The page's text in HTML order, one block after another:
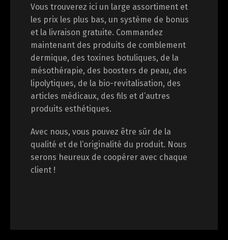
Vous trouverez ici un large assortiment et
les prix les plus bas, un système de bonus
et la livraison gratuite. Commandez
maintenant des produits de comblement
dermique, des toxines botuliques, de la
mésothérapie, des boosters de peau, des
lipolytiques, de la bio-revitalisation, des
articles médicaux, des fils et d’autres
produits esthétiques.
Avec nous, vous pouvez être sûr de la
qualité et de l’originalité du produit. Nous
serons heureux de coopérer avec chaque
client !